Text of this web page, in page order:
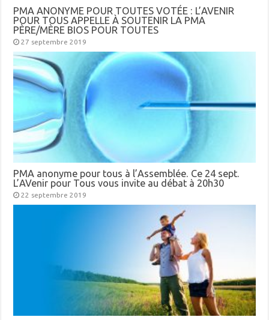
PMA ANONYME POUR TOUTES VOTÉE : L’AVENIR
POUR TOUS APPELLE À SOUTENIR LA PMA
PÈRE/MÈRE BIOS POUR TOUTES
27 septembre 2019
PMA anonyme pour tous à l’Assemblée. Ce 24 sept.
L’AVenir pour Tous vous invite au débat à 20h30
22 septembre 2019